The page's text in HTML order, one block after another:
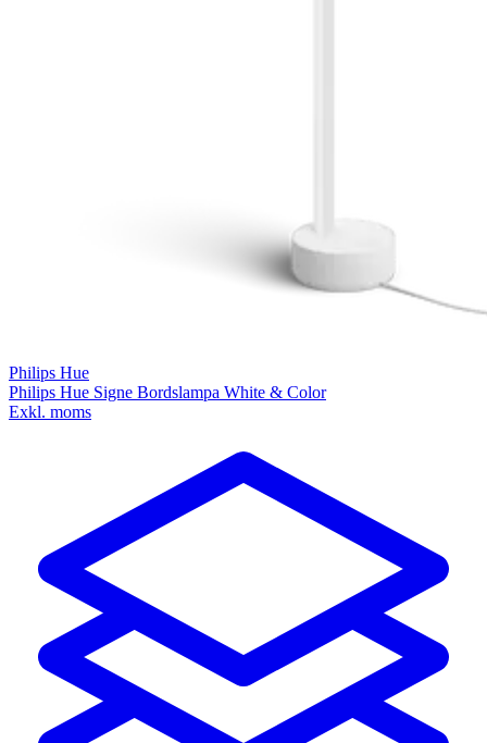
Philips Hue
Philips Hue Signe Bordslampa White & Color
Exkl. moms